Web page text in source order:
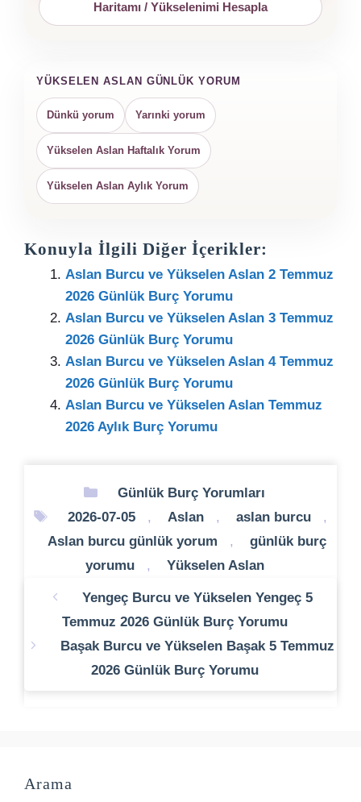
Haritamı / Yükselenimi Hesapla
YÜKSELEN ASLAN GÜNLÜK YORUM
Dünkü yorum Yarınki yorum
Yükselen Aslan Haftalık Yorum
Yükselen Aslan Aylık Yorum
Konuyla İlgili Diğer İçerikler:
Aslan Burcu ve Yükselen Aslan 2 Temmuz
2026 Günlük Burç Yorumu
Aslan Burcu ve Yükselen Aslan 3 Temmuz
2026 Günlük Burç Yorumu
Aslan Burcu ve Yükselen Aslan 4 Temmuz
2026 Günlük Burç Yorumu
Aslan Burcu ve Yükselen Aslan Temmuz
2026 Aylık Burç Yorumu
Kategoriler
Günlük Burç Yorumları
Etiketler
2026-07-05 , Aslan , aslan burcu
,
Aslan burcu günlük yorum
,
günlük burç
yorumu
, Yükselen Aslan
Yengeç Burcu ve Yükselen Yengeç 5
Temmuz 2026 Günlük Burç Yorumu
Başak Burcu ve Yükselen Başak 5 Temmuz
2026 Günlük Burç Yorumu
Arama